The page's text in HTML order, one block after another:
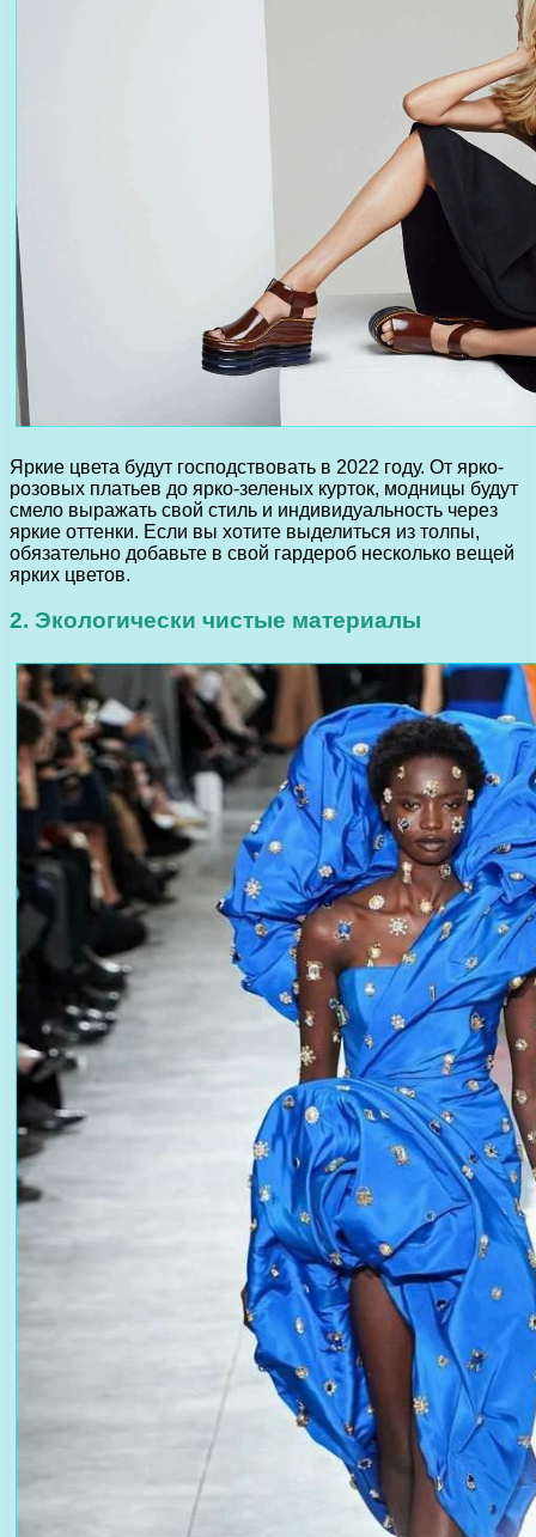
Яркие цвета будут господствовать в 2022 году. От ярко-
розовых платьев до ярко-зеленых курток, модницы будут
смело выражать свой стиль и индивидуальность через
яркие оттенки. Если вы хотите выделиться из толпы,
обязательно добавьте в свой гардероб несколько вещей
ярких цветов.
2. Экологически чистые материалы